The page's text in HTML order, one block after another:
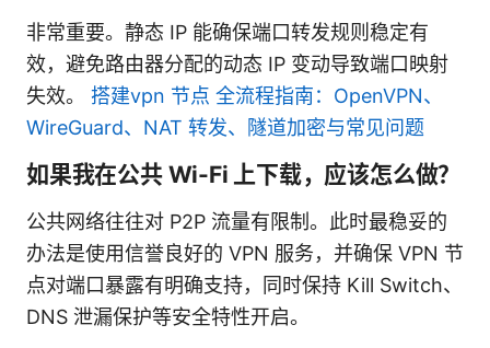
非常重要。静态 IP 能确保端口转发规则稳定有
效，避免路由器分配的动态 IP 变动导致端口映射
失效。 搭建vpn 节点 全流程指南：OpenVPN、
WireGuard、NAT 转发、隧道加密与常见问题
如果我在公共 Wi-Fi 上下载，应该怎么做？
公共网络往往对 P2P 流量有限制。此时最稳妥的
办法是使用信誉良好的 VPN 服务，并确保 VPN 节
点对端口暴露有明确支持，同时保持 Kill Switch、
DNS 泄漏保护等安全特性开启。